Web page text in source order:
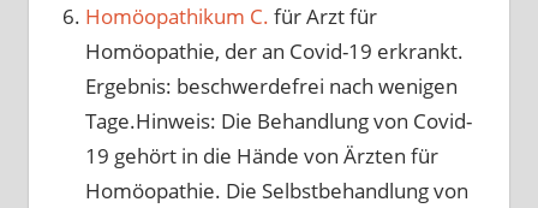
Homöopathikum C. für Arzt für
Homöopathie, der an Covid-19 erkrankt.
Ergebnis: beschwerdefrei nach wenigen
Tage.Hinweis: Die Behandlung von Covid-
19 gehört in die Hände von Ärzten für
Homöopathie. Die Selbstbehandlung von